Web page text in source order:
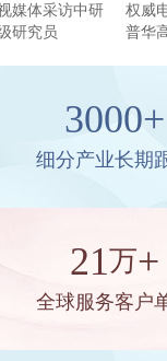
媒体采访中研
研究员
权威
普华
3000+
细分产业长期
21万+
全球服务客户